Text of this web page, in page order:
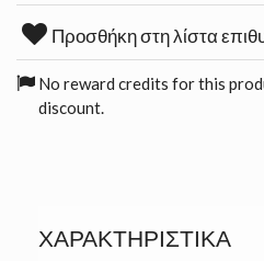
Προσθήκη στη λίστα
No reward credits for this
discount.
ΧΑΡΑΚΤΗΡΙΣΤΙΚΆ